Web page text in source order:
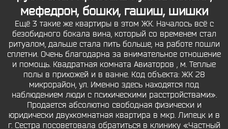
мефедрон, бошки, гашиш, шишки
Ещё 3 такие же квартиры в этом ЖК. Началось всё с
безобидного бокала вина, который со временем стал
ритуалом, дальше стала пить больше, на работе пошли
сплетни. Очень благодарна за внимательное отношение
и помощь. Квадратная комната Авиаторов , м. Теплые
полы в прихожей и в ванне. Код объекта: ЖК 28
микрорайон, ул. Именно здесь находятся под
наблюдением люди с психическими расстройствами».
Продается абсолютно свободная физически и
юридически двухкомнатная квартира в мкр. Липецк и в
г. Сестра посоветовала обратиться в клинику «Частный